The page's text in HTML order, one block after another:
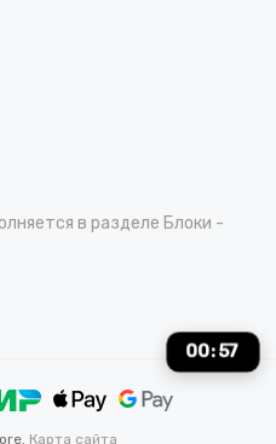
в разделе Блоки -
Карта сайта
00: